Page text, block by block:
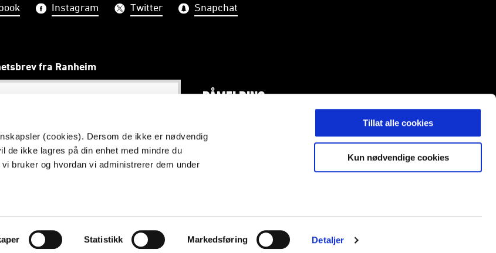
(cookies). Dersom de ikke er nødvendig
de ikke lagres på din enhet med mindre du
bruker og hvordan vi administrerer dem under
Statistikk Markedsføring Detaljer
Tillat alle cookies
Kun nødvendige cookies
Instagram Twitter Snapchat
fra Ranheim
PÅMELDING
utvikling og fellesskap - Vi realiserer drømmer
Ved bruk av foto vennligst ta kontakt med
post@ranheimfotball.no